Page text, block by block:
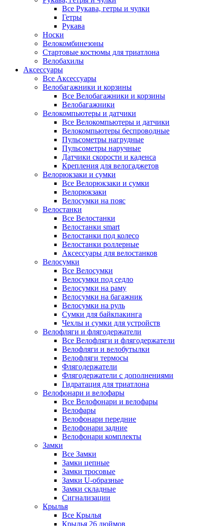
Все Рукава, гетры и чулки
Гетры
Рукава
Носки
Велокомбинезоны
Стартовые костюмы для триатлона
Велобахилы
Аксессуары
Все Аксессуары
Велобагажники и корзины
Все Велобагажники и корзины
Велобагажники
Велокомпьютеры и датчики
Все Велокомпьютеры и датчики
Велокомпьютеры беспроводные
Пульсометры нагрудные
Пульсометры наручные
Датчики скорости и каденса
Крепления для велогаджетов
Велорюкзаки и сумки
Все Велорюкзаки и сумки
Велорюкзаки
Велосумки на пояс
Велостанки
Все Велостанки
Велостанки smart
Велостанки под колесо
Велостанки роллерные
Аксессуары для велостанков
Велосумки
Все Велосумки
Велосумки под седло
Велосумки на раму
Велосумки на багажник
Велосумки на руль
Сумки для байкпакинга
Чехлы и сумки для устройств
Велофляги и флягодержатели
Все Велофляги и флягодержатели
Велофляги и велобутылки
Велофляги термосы
Флягодержатели
Флягодержатели с дополнениями
Гидратация для триатлона
Велофонари и велофары
Все Велофонари и велофары
Велофары
Велофонари передние
Велофонари задние
Велофонари комплекты
Замки
Все Замки
Замки цепные
Замки тросовые
Замки U-образные
Замки складные
Сигнализации
Крылья
Все Крылья
Крылья 26 дюймов